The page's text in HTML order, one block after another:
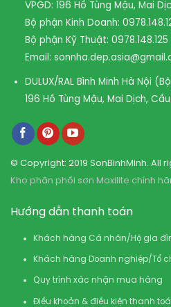
VPGD: 196 Hồ Tùng Mậu, Mai
Bộ phận Kinh Doanh:
Bộ phận Kỹ Thuật: 0978.148.125
Email:
DULUX/RAL Bình Minh Hà Nội
196 Hồ Tùng Mậu, Mai Dịch,
© Copyright: 2019 SonBinhMinh. All
Kho phân phối sơn Maxilite chính
Hướng dẫn thanh toán
Khách hàng Cá nhân/Hộ gia
Khách hàng Doanh nghiệp/Tổ
Quy trình xác nhận mua hàng
Điều khoản & điều kiện thanh